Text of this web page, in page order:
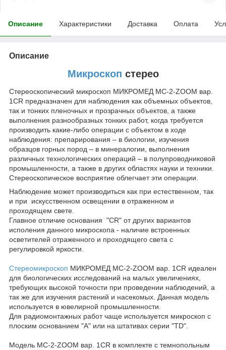
Описание Характеристики Доставка Оплата
Описание
Микроскоп стерео
Стереоскопический микроскоп МИКРОМЕД МС-2-ZOOM вар.
1CR предназначен для наблюдения как объемных объектов,
так и тонких пленочных и прозрачных объектов, а также
выполнения разнообразных тонких работ, когда требуется
производить какие-либо операции с объектом в ходе
наблюдения: препарирования – в биологии, изучения
образцов горных пород – в минералогии, выполнения
различных технологических операций – в полупроводниковой
промышленности, а также в других областях науки и техники.
Стереоскопическое восприятие облегчает эти операции.
Наблюдение может производиться как при естественном, так
и при искусственном освещении в отраженном и
проходящем свете.
Главное отличие основания "CR" от других вариантов
исполения данного микроскопа - наличие встроенных
осветителей отраженного и проходящего света с
регулировкой яркости.
Стереомикроскоп МИКРОМЕД МС-2-ZOOM вар. 1СR идеален
для биологических исследований на малых увеличениях,
требующих высокой точности при проведении наблюдений, а
так же для изучения растений и насекомых. Данная модель
используется в ювелирной промышленности.
Для радиомонтажных работ чаще используется микроскоп с
плоским основанием "А" или на штативах серии "TD".
Модель МС-2-ZOOM вар. 1СR в комплекте с темнопольным